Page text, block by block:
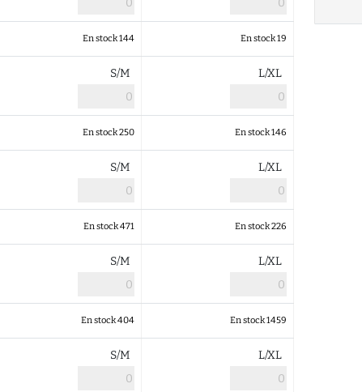
En stock 144 En stock 19
S/M L/XL
En stock 250 En stock 146
S/M L/XL
En stock 471 En stock 226
S/M L/XL
En stock 404 En stock 1459
S/M L/XL